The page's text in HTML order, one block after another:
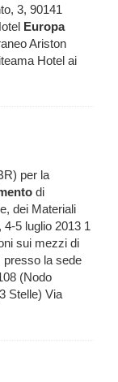
3, 90141
Europa
Ariston
Hotel ai
per la
di
dei Materiali
5 luglio 2013 1
sui mezzi di
presso la sede
(Nodo
Stelle) Via